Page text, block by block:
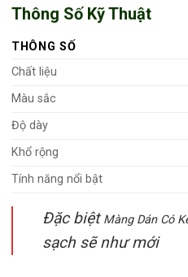
Thông Số Kỹ Thuật
THÔNG SỐ
Chất liệu
Màu sắc
Độ dày
Khổ rộng
Tính năng nổi bật
Đặc biệt Màng Dán Có
sạch sẽ như mới